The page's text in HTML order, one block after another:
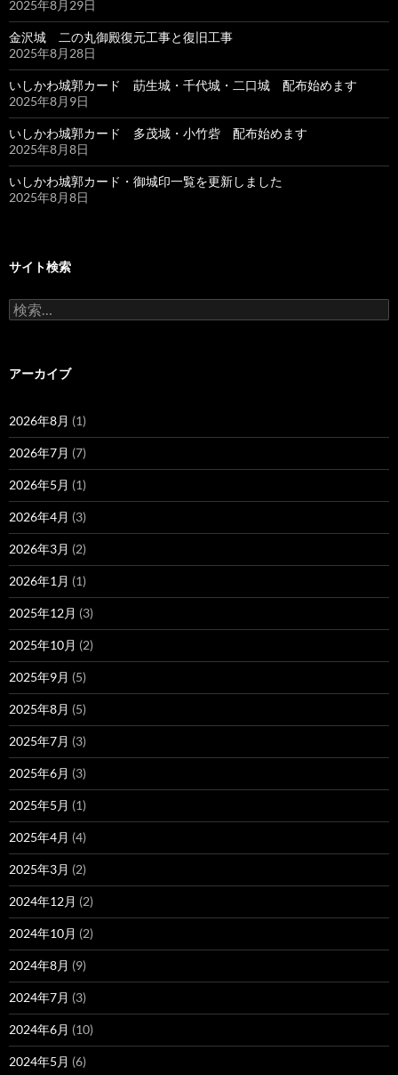
2025年8月29日
金沢城 二の丸御殿復元工事と復旧工事
2025年8月28日
いしかわ城郭カード 莇生城・千代城・二口城 配布始めます
2025年8月9日
いしかわ城郭カード 多茂城・小竹砦 配布始めます
2025年8月8日
いしかわ城郭カード・御城印一覧を更新しました
2025年8月8日
サイト検索
検
索:
アーカイブ
2026年8月 (1)
2026年7月 (7)
2026年5月 (1)
2026年4月 (3)
2026年3月 (2)
2026年1月 (1)
2025年12月 (3)
2025年10月 (2)
2025年9月 (5)
2025年8月 (5)
2025年7月 (3)
2025年6月 (3)
2025年5月 (1)
2025年4月 (4)
2025年3月 (2)
2024年12月 (2)
2024年10月 (2)
2024年8月 (9)
2024年7月 (3)
2024年6月 (10)
2024年5月 (6)